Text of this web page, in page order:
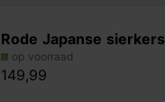
Rode Japanse sierkers
op voorraad
149,99